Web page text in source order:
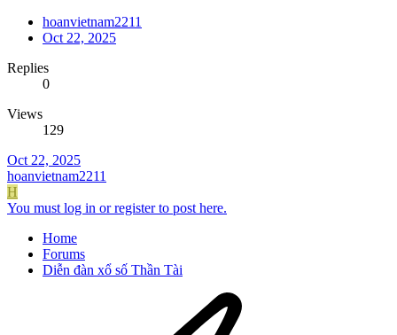
hoanvietnam2211
Oct 22, 2025
Replies
0
Views
129
Oct 22, 2025
hoanvietnam2211
H
You must log in or register to post here.
Home
Forums
Diễn đàn xổ số Thần Tài